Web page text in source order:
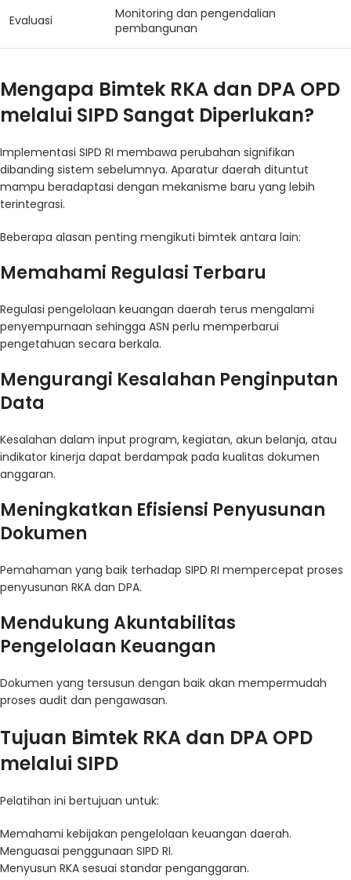
Evaluasi
Monitoring dan pengendalian
pembangunan
Mengapa Bimtek RKA dan DPA OPD
melalui SIPD Sangat Diperlukan?
Implementasi SIPD RI membawa perubahan signifikan
dibanding sistem sebelumnya. Aparatur daerah dituntut
mampu beradaptasi dengan mekanisme baru yang lebih
terintegrasi.
Beberapa alasan penting mengikuti bimtek antara lain:
Memahami Regulasi Terbaru
Regulasi pengelolaan keuangan daerah terus mengalami
penyempurnaan sehingga ASN perlu memperbarui
pengetahuan secara berkala.
Mengurangi Kesalahan Penginputan
Data
Kesalahan dalam input program, kegiatan, akun belanja, atau
indikator kinerja dapat berdampak pada kualitas dokumen
anggaran.
Meningkatkan Efisiensi Penyusunan
Dokumen
Pemahaman yang baik terhadap SIPD RI mempercepat proses
penyusunan RKA dan DPA.
Mendukung Akuntabilitas
Pengelolaan Keuangan
Dokumen yang tersusun dengan baik akan mempermudah
proses audit dan pengawasan.
Tujuan Bimtek RKA dan DPA OPD
melalui SIPD
Pelatihan ini bertujuan untuk:
Memahami kebijakan pengelolaan keuangan daerah.
Menguasai penggunaan SIPD RI.
Menyusun RKA sesuai standar penganggaran.